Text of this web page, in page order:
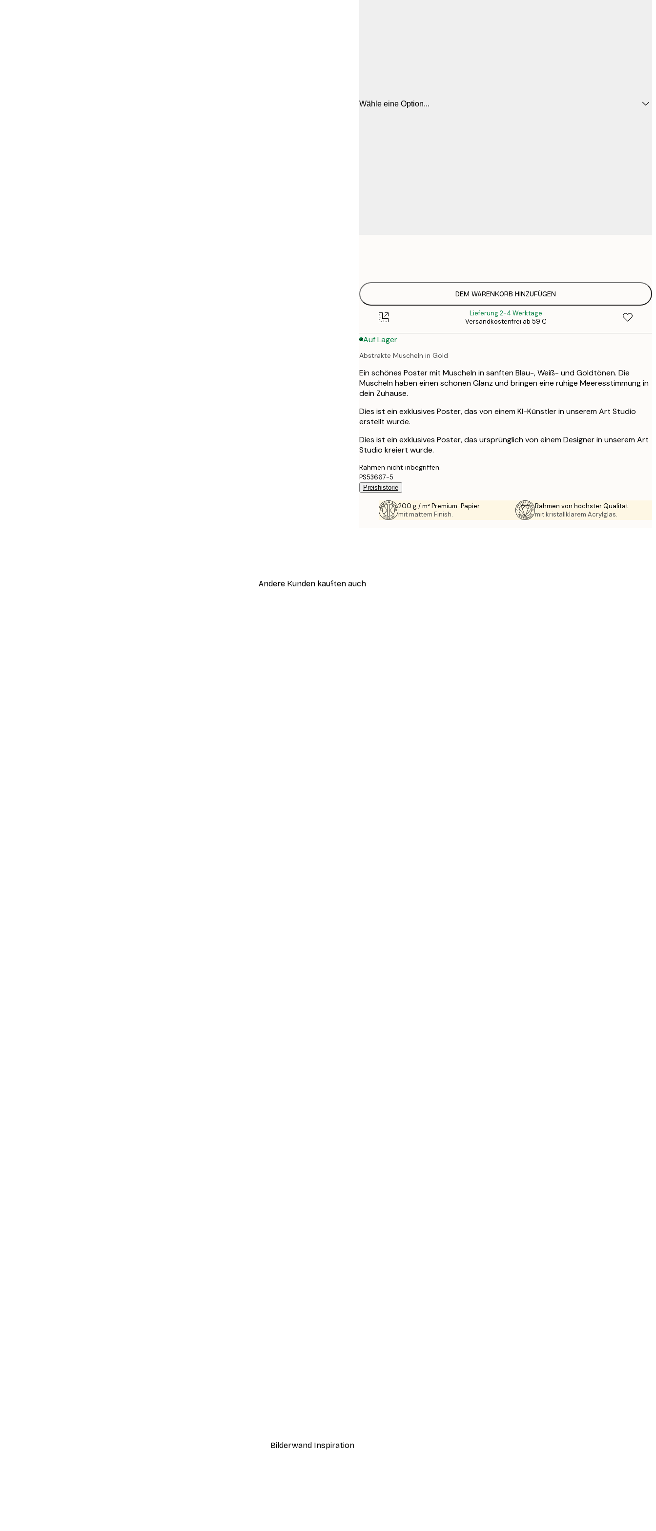
Wähle eine Option...
DEM WARENKORB HINZUFÜGEN
Lieferung 2-4 Werktage
Versandkostenfrei ab 59 €
Auf Lager
Abstrakte Muscheln in Gold
Ein schönes Poster mit Muscheln in sanften Blau-, Weiß- und Goldtönen. Die
Muscheln haben einen schönen Glanz und bringen eine ruhige Meeresstimmung in
dein Zuhause.
Dies ist ein exklusives Poster, das von einem KI-Künstler in unserem Art Studio
erstellt wurde.
Dies ist ein exklusives Poster, das ursprünglich von einem Designer in unserem Art
Studio kreiert wurde.
Rahmen nicht inbegriffen.
PS53667-5
Preishistorie
200 g / m² Premium-Papier
mit mattem Finish.
Rahmen von höchster Qualität
mit kristallklarem Acrylglas.
Andere Kunden kauften auch
Bilderwand Inspiration